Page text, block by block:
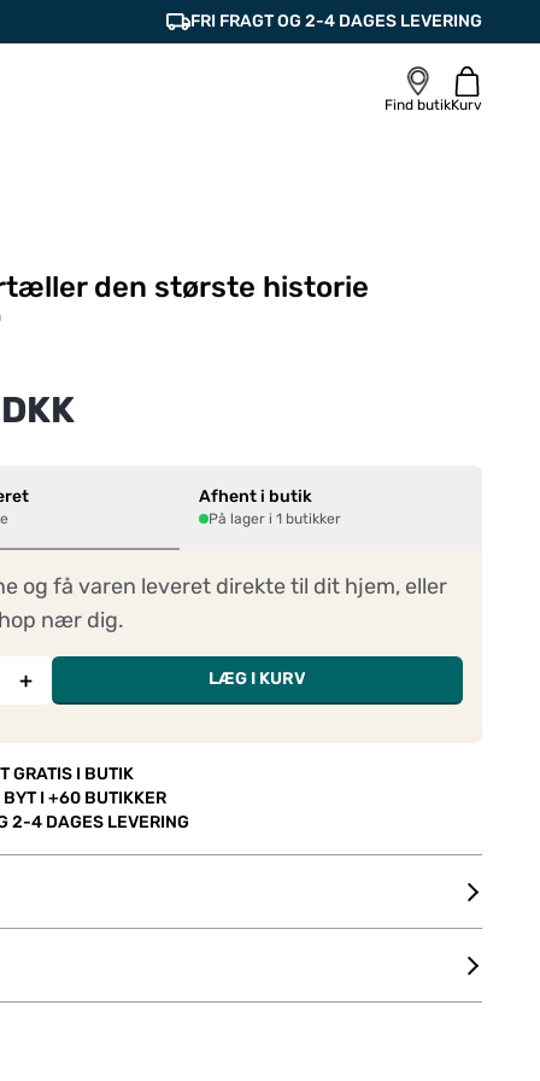
FRI FRAGT OG 2-4 DAGES LEVERING
Find butikKurv
den største historie
Afhent i butik
På lager i 1 butikker
og få varen leveret direkte til dit hjem, eller
nær dig.
+ LÆG I KURV
GRATIS I BUTIK
I +60 BUTIKKER
2-4 DAGES LEVERING